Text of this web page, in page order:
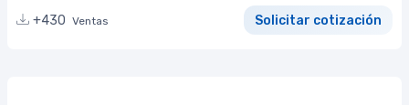
+430 Ventas Solicitar cotización